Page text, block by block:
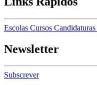
Escolas Cursos Candidaturas
Newsletter
Subscrever